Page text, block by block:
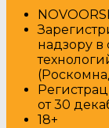
надзору
от 30
18+